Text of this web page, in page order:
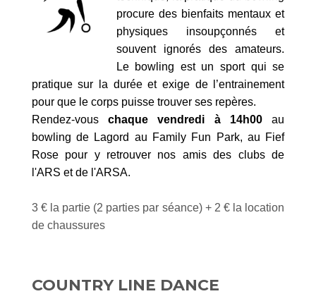
procure des bienfaits mentaux et
physiques insoupçonnés et
souvent ignorés des amateurs.
Le bowling est un sport qui se
pratique sur la durée et exige de l’entrainement
pour que le corps puisse trouver ses repères.
Rendez-vouschaque vendredi à 14h00au
bowling de Lagord au Family Fun Park, au Fief
Rose pour y retrouver nos amis des clubs de
l'ARS et de l'ARSA.
3 € la partie (2 parties par séance) + 2 € la location
de chaussures
COUNTRY LINE DANCE